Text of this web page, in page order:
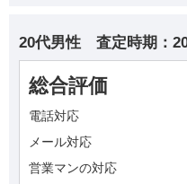
20代男性 査定時期：
総合評価
電話対応
メール対応
営業マンの対応